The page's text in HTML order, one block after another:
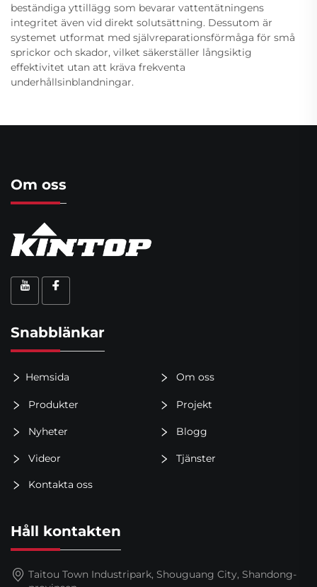
beständiga yttillägg som bevarar vattentätningens
integritet även vid direkt solutsättning. Dessutom är
systemet utformat med självreparationsförmåga för små
sprickor och skador, vilket säkerställer långsiktig
effektivitet utan att kräva frekventa
underhållsinblandningar.
Om oss
Snabblänkar
Hemsida Om oss
Produkter Projekt
Nyheter Blogg
Videor Tjänster
Kontakta oss
Håll kontakten
Taitou Town Industripark, Shouguang City, Shandong-